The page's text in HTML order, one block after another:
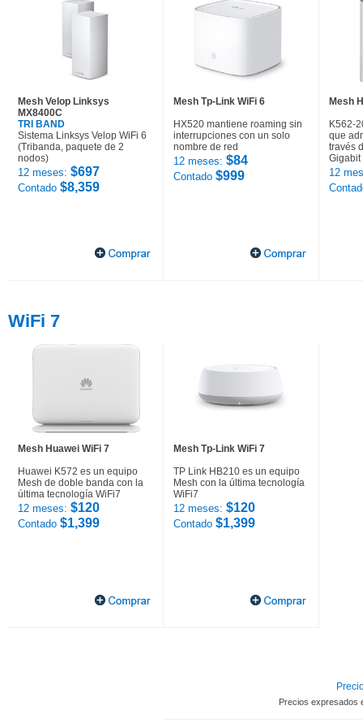
Mesh Velop Linksys
MX8400C
TRI BAND
Sistema Linksys Velop WiFi 6
(Tribanda, paquete de 2
nodos)
12 meses: $697
Contado $8,359
Mesh Tp-Link WiFi 6
HX520 mantiene roaming sin
interrupciones con un solo
nombre de red
12 meses: $84
Contado $999
Mesh
K562-
que
través
Gigabit
12
WiFi 7
Mesh Huawei WiFi 7
Huawei K572 es un equipo
Mesh de doble banda con la
última tecnología WiFi7
12 meses: $120
Contado $1,399
Mesh Tp-Link WiFi 7
TP Link HB210 es un equipo
Mesh con la última tecnología
WiFi7
12 meses: $120
Contado $1,399
Precios expresados